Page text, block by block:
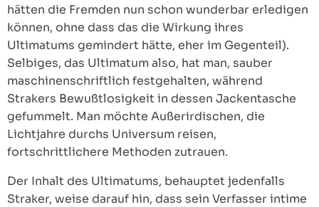
hätten die Fremden nun schon wunderbar erledigen
können, ohne dass das die Wirkung ihres
Ultimatums gemindert hätte, eher im Gegenteil).
Selbiges, das Ultimatum also, hat man, sauber
maschinenschriftlich festgehalten, während
Strakers Bewußtlosigkeit in dessen Jackentasche
gefummelt. Man möchte Außerirdischen, die
Lichtjahre durchs Universum reisen,
fortschrittlichere Methoden zutrauen.
Der Inhalt des Ultimatums, behauptet jedenfalls
Straker, weise darauf hin, dass sein Verfasser intime